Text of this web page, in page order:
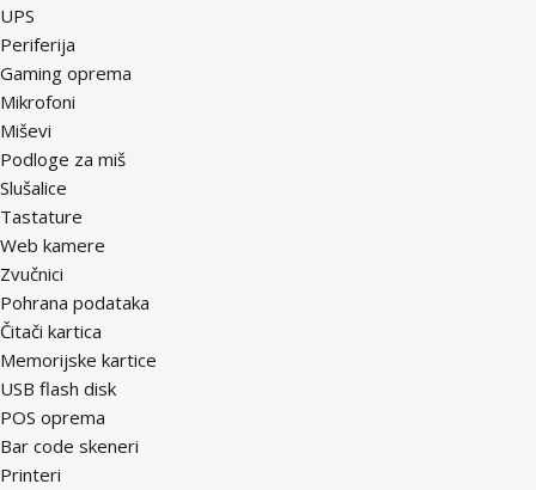
UPS
Periferija
Gaming oprema
Mikrofoni
Miševi
Podloge za miš
Slušalice
Tastature
Web kamere
Zvučnici
Pohrana podataka
Čitači kartica
Memorijske kartice
USB flash disk
POS oprema
Bar code skeneri
Printeri